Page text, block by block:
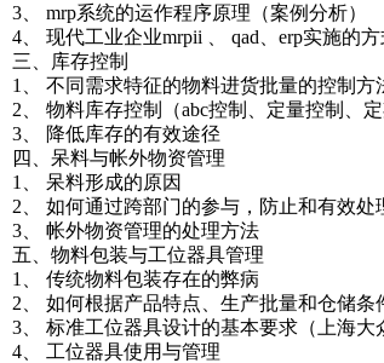
3、 mrp系统的运作程序原理（案例分析）
4、 现代工业企业mrpii 、 qad、erp实施的
三、库存控制
1、 不同需求特征的物料进货批量的控制方
2、 物料库存控制（abc控制、定量控制、
3、 降低库存的有效途径
四、呆料与帐外物资管理
1、 呆料形成的原因
2、 如何通过跨部门的参与，防止和有效
3、 帐外物资管理的处理方法
五、物料包装与工位器具管理
1、 传统物料包装存在的弊病
2、 如何根据产品特点、生产批量和仓储
3、 标准工位器具设计的基本要求（上海大
4、 工位器具使用与管理